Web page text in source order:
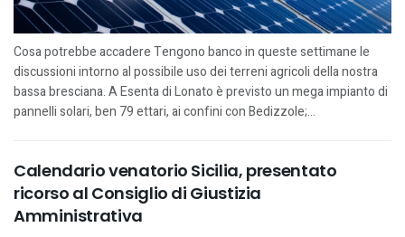
Cosa potrebbe accadere Tengono banco in queste settimane le
discussioni intorno al possibile uso dei terreni agricoli della nostra
bassa bresciana. A Esenta di Lonato è previsto un mega impianto di
pannelli solari, ben 79 ettari, ai confini con Bedizzole;...
Calendario venatorio Sicilia, presentato
ricorso al Consiglio di Giustizia
Amministrativa